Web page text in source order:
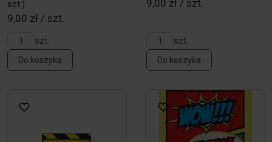
szt.)
9,00 zł / szt.
szt.
Do koszyka
9,00 zł / szt.
szt.
Do koszyka